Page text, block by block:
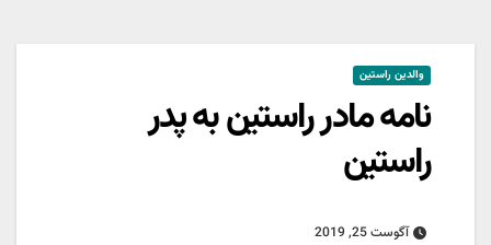
والدین راستین
نامه مادر راستین به پدر
راستین
آگوست 25, 2019